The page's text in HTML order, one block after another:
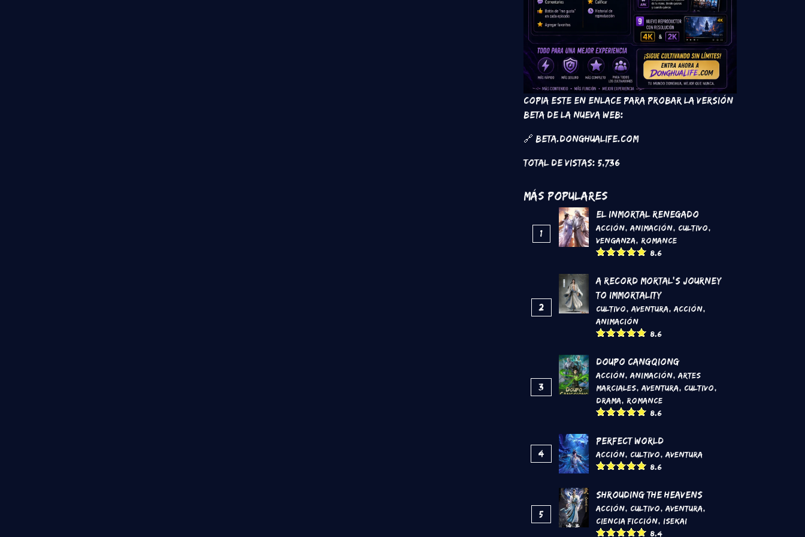
Copia este en enlace para probar la versión
beta de la nueva web:
🔗 beta.donghualife.com
Total de vistas: 5,736
Más Populares
1
El inmortal renegado
Acción,Animación, Cultivo,
Venganza, Romance
8.6
2
A Record Mortal's Journey
To Immortality
Cultivo,Aventura,Acción,
Animación
8.6
3
DouPo Cangqiong
Acción,Animación,Artes
marciales,Aventura, Cultivo,
Drama, Romance
8.6
4
Perfect World
Acción, Cultivo,Aventura
8.6
5
Shrouding the Heavens
Acción, Cultivo,Aventura,
Ciencia Ficción, Isekai
8.4